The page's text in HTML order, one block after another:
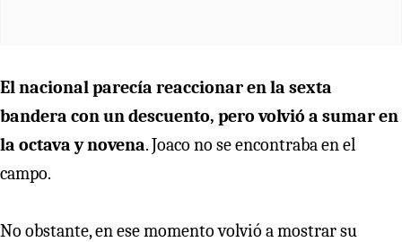
El nacional parecía reaccionar en la sexta
bandera con un descuento, pero volvió a sumar en
la octava y novena. Joaco no se encontraba en el
campo.
No obstante, en ese momento volvió a mostrar su